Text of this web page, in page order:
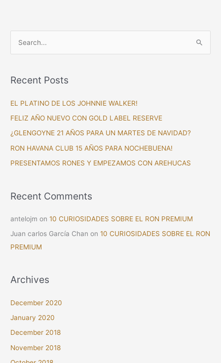
r
o
r
:
Recent Posts
EL PLATINO DE LOS JOHNNIE WALKER!
FELIZ AÑO NUEVO CON GOLD LABEL RESERVE
¿GLENGOYNE 21 AÑOS PARA UN MARTES DE NAVIDAD?
RON HAVANA CLUB 15 AÑOS PARA NOCHEBUENA!
PRESENTAMOS RONES Y EMPEZAMOS CON AREHUCAS
Recent Comments
antelojm on10 CURIOSIDADES SOBRE EL RON PREMIUM
Juan carlos García Chan on10 CURIOSIDADES SOBRE EL RON
PREMIUM
Archives
December 2020
January 2020
December 2018
November 2018